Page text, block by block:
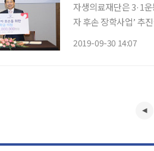
자생의료재단은 3·1
자 후손 장학사업’ 추진을 위한 업
2019-09-30 14:07